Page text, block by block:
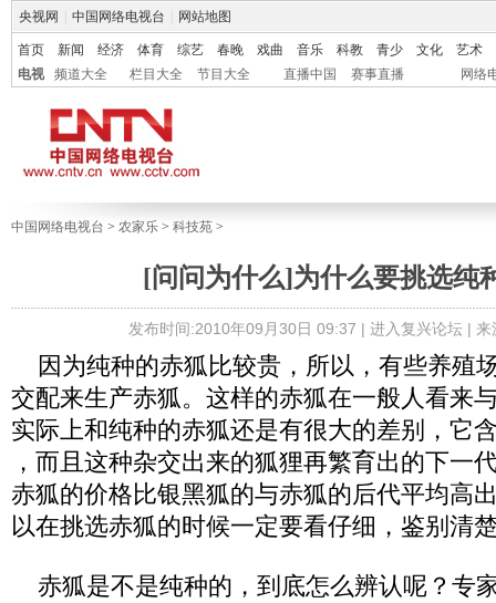
央视网 中国网络电视台 网站地图
首页 新闻 经济 体育 综艺 春晚 戏曲 音乐 科教 青少 文化
艺术
电视
频道大全 栏目大全 节目大全 直播中国 赛事直播 网络
中国网络电视台 > 农家乐 > 科技苑 >
[问问为什么]为什么要挑选纯
发布时间:2010年09月30日 09:37 | 进入复兴论坛| 来
因为纯种的赤狐比较贵，所以，有些养殖
交配来生产赤狐。这样的赤狐在一般人看来
实际上和纯种的赤狐还是有很大的差别，它
，而且这种杂交出来的狐狸再繁育出的下一
赤狐的价格比银黑狐的与赤狐的后代平均高
以在挑选赤狐的时候一定要看仔细，鉴别清
赤狐是不是纯种的，到底怎么辨认呢？专